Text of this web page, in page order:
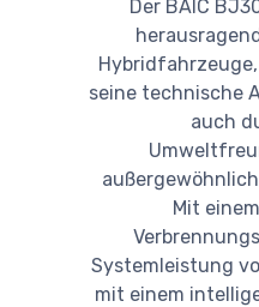
Der BAIC
seine technische
auch
Mit
Systemleistung
mit einem